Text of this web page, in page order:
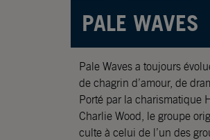
PALE WAVES
Pale Waves a toujours
de chagrin d’amour, de
Porté par la charismatique
Charlie Wood, le groupe
culte à celui de l’un des